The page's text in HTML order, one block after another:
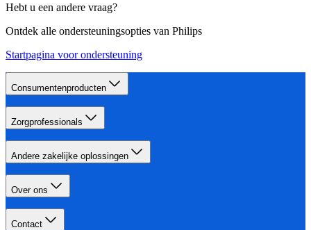
Hebt u een andere vraag?
Ontdek alle ondersteuningsopties van Philips
Startpagina voor ondersteuning
Consumentenproducten
Zorgprofessionals
Andere zakelijke oplossingen
Over ons
Contact